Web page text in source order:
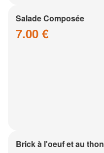
Salade Composée
7.00 €
Brick à l'oeuf et au thon